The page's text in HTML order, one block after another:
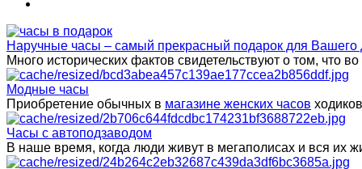
Наручные часы – самый прекрасный подарок для Вашего
Много исторических фактов свидетельствуют о том, что
Модные часы
Приобретение обычных в магазине женских часов
Часы с автоподзаводом
В наше время, когда люди живут в мегаполисах и вся